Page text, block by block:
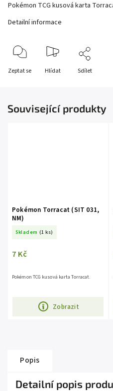
Pokémon TCG kusová karta
Detailní informace
Zeptat se Hlídat Sdílet
Související produkty
Pokémon Torracat (SIT 031,
NM)
Skladem (1 ks)
7 Kč
Zobrazit
Pokémon TCG kusová karta Torracat.
Popis
Detailní popis